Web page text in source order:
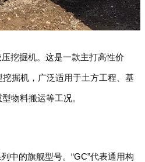
挖掘机。这是一款主打高性价
掘机，广泛适用于土方工程、基
物料搬运等工况。
中的旗舰型号。“GC”代表通用构